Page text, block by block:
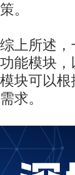
策。
综上所述
功能模块
模块可以
需求。